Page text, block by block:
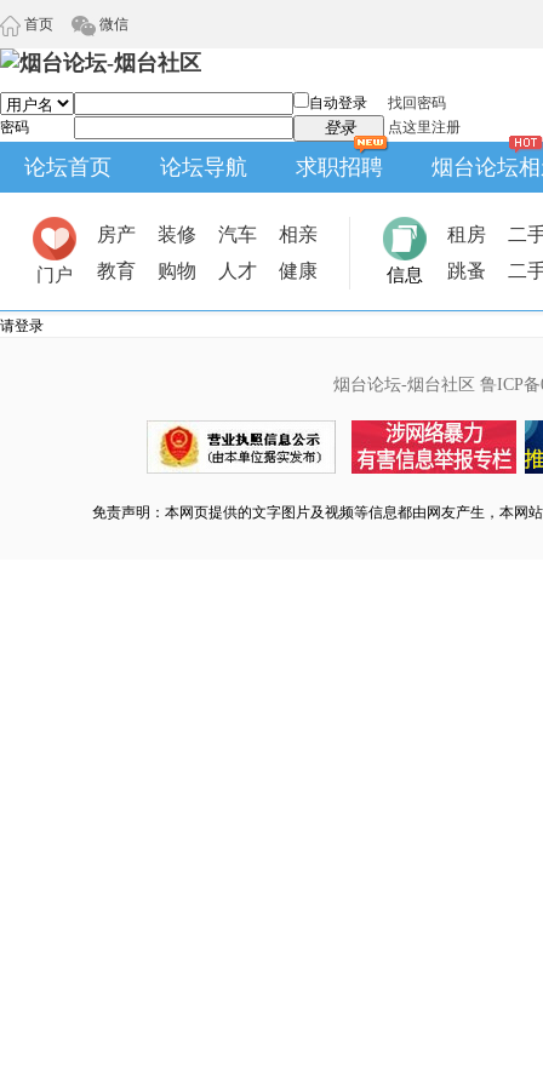
首页 微信
自动登录
找回密码
密码
登录 点这里注册
论坛首页 论坛导航 求职招聘 烟台论坛
门户
房产 装修 汽车
相亲
教育
购物 人才 健康 信息
租房
二
跳蚤
二
请登录
烟台论坛-烟台社区 鲁ICP备
免责声明：本网页提供的文字图片及视频等信息都由网友产生，本网